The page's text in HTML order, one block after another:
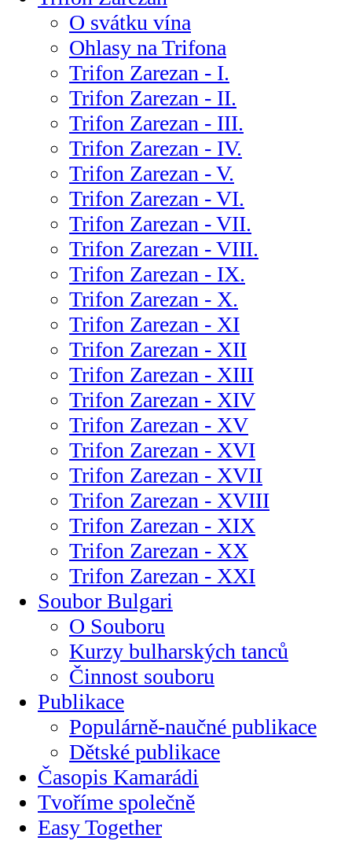
O svátku vína
Ohlasy na Trifona
Trifon Zarezan - I.
Trifon Zarezan - II.
Trifon Zarezan - III.
Trifon Zarezan - IV.
Trifon Zarezan - V.
Trifon Zarezan - VI.
Trifon Zarezan - VII.
Trifon Zarezan - VIII.
Trifon Zarezan - IX.
Trifon Zarezan - X.
Trifon Zarezan - XI
Trifon Zarezan - XII
Trifon Zarezan - XIII
Trifon Zarezan - XIV
Trifon Zarezan - XV
Trifon Zarezan - XVI
Trifon Zarezan - XVII
Trifon Zarezan - XVIII
Trifon Zarezan - XIX
Trifon Zarezan - XX
Trifon Zarezan - XXI
Soubor Bulgari
O Souboru
Kurzy bulharských tanců
Činnost souboru
Publikace
Populárně-naučné publikace
Dětské publikace
Časopis Kamarádi
Tvoříme společně
Easy Together